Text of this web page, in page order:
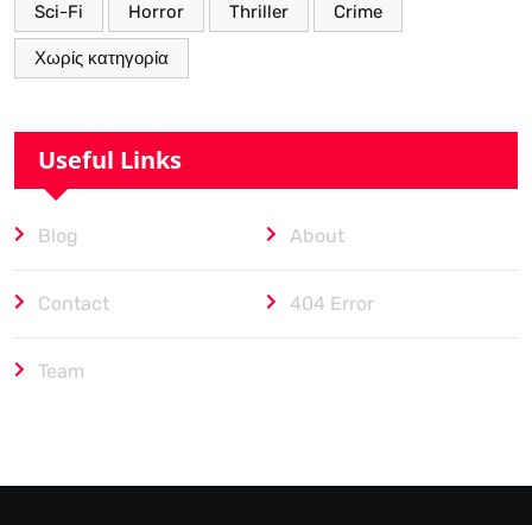
Sci-Fi Horror Thriller Crime
Χωρίς κατηγορία
Useful Links
Blog About
Contact 404 Error
Team